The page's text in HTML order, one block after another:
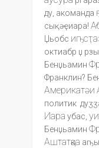
ду, акоманда
сықәҿиара!
Џьобс
октиабр џ
Бенџьамин
Франклин?
Америкатәи
политик
Иара убас, уи
Бенџьамин
Аштатқәа